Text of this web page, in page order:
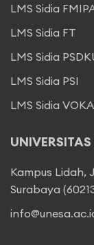
LMS Sidia
LMS Sidia FT
LMS Sidia
LMS Sidia PSI
LMS Sidia
Kampus Lidah,
Surabaya